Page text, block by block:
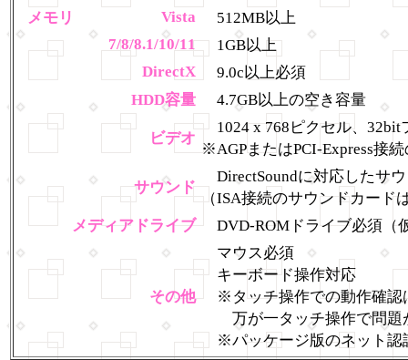
メモリ
Vista
512MB以上
7/8/8.1/10/11 1GB以上
DirectX
9.0c以上必須
HDD容量
4.7GB以上の空き容量
ビデオ
1024 x 768ピクセル、32bit
※AGPまたはPCI-Express接
サウンド
DirectSoundに対応したサ
（ISA接続のサウンドカード
メディアドライブ DVD-ROMドライブ必須（
その他
マウス必須
キーボード操作対応
※タッチ操作での動作確認
万が一タッチ操作で問題
※パッケージ版のネット